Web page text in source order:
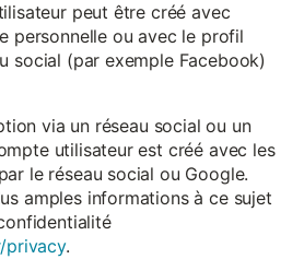
peut être créé avec
personnelle ou avec le profil
social (par exemple Facebook)
via un réseau social ou un
utilisateur est créé avec les
le réseau social ou Google.
amples informations à ce sujet
privacy.